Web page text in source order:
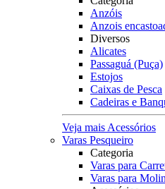
Anzóis
Anzois
Diversos
Alicates
Passaguá (Puça)
Estojos
Caixas de Pesca
Cadeiras e
Veja mais Acessórios
Varas Pesqueiro
Categoria
Varas para
Varas para